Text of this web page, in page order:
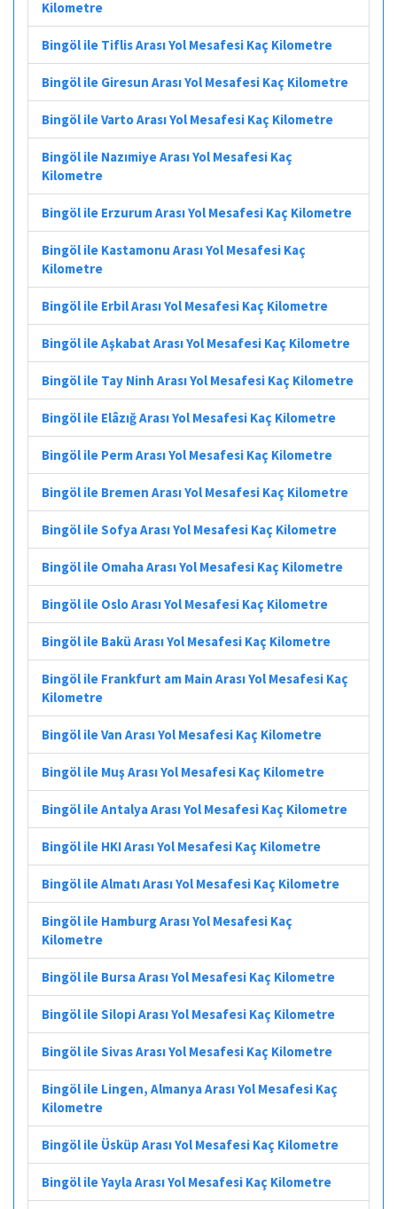
Kilometre
Bingöl ile Tiflis Arası Yol Mesafesi Kaç Kilometre
Bingöl ile Giresun Arası Yol Mesafesi Kaç Kilometre
Bingöl ile Varto Arası Yol Mesafesi Kaç Kilometre
Bingöl ile Nazımiye Arası Yol Mesafesi Kaç
Kilometre
Bingöl ile Erzurum Arası Yol Mesafesi Kaç Kilometre
Bingöl ile Kastamonu Arası Yol Mesafesi Kaç
Kilometre
Bingöl ile Erbil Arası Yol Mesafesi Kaç Kilometre
Bingöl ile Aşkabat Arası Yol Mesafesi Kaç Kilometre
Bingöl ile Tay Ninh Arası Yol Mesafesi Kaç Kilometre
Bingöl ile Elâzığ Arası Yol Mesafesi Kaç Kilometre
Bingöl ile Perm Arası Yol Mesafesi Kaç Kilometre
Bingöl ile Bremen Arası Yol Mesafesi Kaç Kilometre
Bingöl ile Sofya Arası Yol Mesafesi Kaç Kilometre
Bingöl ile Omaha Arası Yol Mesafesi Kaç Kilometre
Bingöl ile Oslo Arası Yol Mesafesi Kaç Kilometre
Bingöl ile Bakü Arası Yol Mesafesi Kaç Kilometre
Bingöl ile Frankfurt am Main Arası Yol Mesafesi Kaç
Kilometre
Bingöl ile Van Arası Yol Mesafesi Kaç Kilometre
Bingöl ile Muş Arası Yol Mesafesi Kaç Kilometre
Bingöl ile Antalya Arası Yol Mesafesi Kaç Kilometre
Bingöl ile HKI Arası Yol Mesafesi Kaç Kilometre
Bingöl ile Almatı Arası Yol Mesafesi Kaç Kilometre
Bingöl ile Hamburg Arası Yol Mesafesi Kaç
Kilometre
Bingöl ile Bursa Arası Yol Mesafesi Kaç Kilometre
Bingöl ile Silopi Arası Yol Mesafesi Kaç Kilometre
Bingöl ile Sivas Arası Yol Mesafesi Kaç Kilometre
Bingöl ile Lingen, Almanya Arası Yol Mesafesi Kaç
Kilometre
Bingöl ile Üsküp Arası Yol Mesafesi Kaç Kilometre
Bingöl ile Yayla Arası Yol Mesafesi Kaç Kilometre